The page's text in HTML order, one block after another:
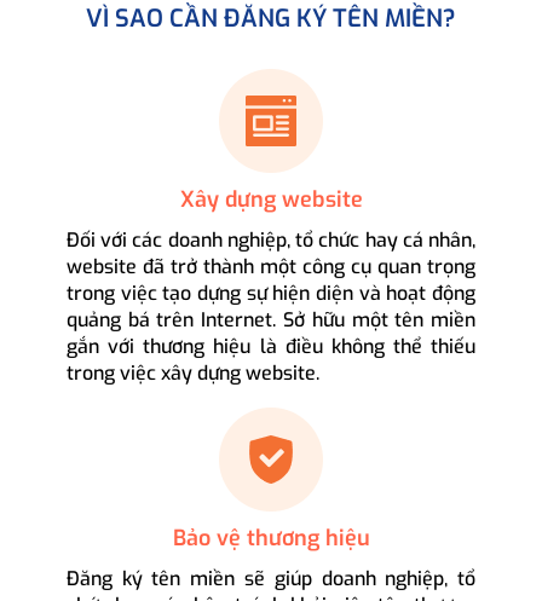
VÌ SAO CẦN ĐĂNG KÝ TÊN MIỀN?
Xây dựng website
Đối với các doanh nghiệp, tổ chức hay cá nhân,
website đã trở thành một công cụ quan trọng
trong việc tạo dựng sự hiện diện và hoạt động
quảng bá trên Internet. Sở hữu một tên miền
gắn với thương hiệu là điều không thể thiếu
trong việc xây dựng website.
Bảo vệ thương hiệu
Đăng ký tên miền sẽ giúp doanh nghiệp, tổ